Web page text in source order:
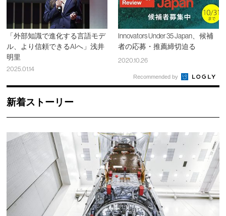
「外部知識で進化する言語モデ
ル、より信頼できるAIへ」浅井
明里
2025.01.14
Innovators Under 35 Japan、候補
者の応募・推薦締切迫る
2020.10.26
Recommended by
新着ストーリー